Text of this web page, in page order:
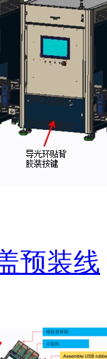
预装线